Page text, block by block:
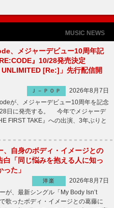
MUSIC NEWS
、メジャーデビュー10周年記
』10/28発売決定
UNLIMITED [Re:]」先行配信開
Ｊ－ＰＯＰ
2026年8月7日
が、メジャーデビュー10周年を記念
日に発売する。 今年でメジャーデ
FIRST TAKE』への出演、3年ぶりと
、自身のボディ・イメージとの
白「同じ悩みを抱える人に知っ
た」
洋楽
2026年8月7日
が、最新シングル「My Body Isn’t
歌ったボディ・イメージとの葛藤に